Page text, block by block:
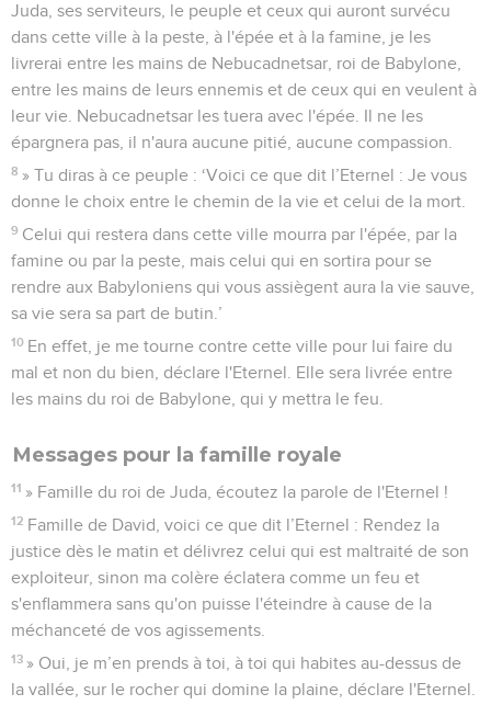
Juda, ses serviteurs, le peuple et ceux qui auront survécu
dans cette ville à la peste, à l'épée et à la famine, je les
livrerai entre les mains de Nebucadnetsar, roi de Babylone,
entre les mains de leurs ennemis et de ceux qui en veulent à
leur vie. Nebucadnetsar les tuera avec l'épée. Il ne les
épargnera pas, il n'aura aucune pitié, aucune compassion.
8 » Tu diras à ce peuple : ‘Voici ce que dit l’Eternel : Je vous
donne le choix entre le chemin de la vie et celui de la mort.
9 Celui qui restera dans cette ville mourra par l'épée, par la
famine ou par la peste, mais celui qui en sortira pour se
rendre aux Babyloniens qui vous assiègent aura la vie sauve,
sa vie sera sa part de butin.’
10 En effet, je me tourne contre cette ville pour lui faire du
mal et non du bien, déclare l'Eternel. Elle sera livrée entre
les mains du roi de Babylone, qui y mettra le feu.
Messages pour la famille royale
11 » Famille du roi de Juda, écoutez la parole de l'Eternel !
12 Famille de David, voici ce que dit l’Eternel : Rendez la
justice dès le matin et délivrez celui qui est maltraité de son
exploiteur, sinon ma colère éclatera comme un feu et
s'enflammera sans qu'on puisse l'éteindre à cause de la
méchanceté de vos agissements.
13 » Oui, je m’en prends à toi, à toi qui habites au-dessus de
la vallée, sur le rocher qui domine la plaine, déclare l'Eternel.